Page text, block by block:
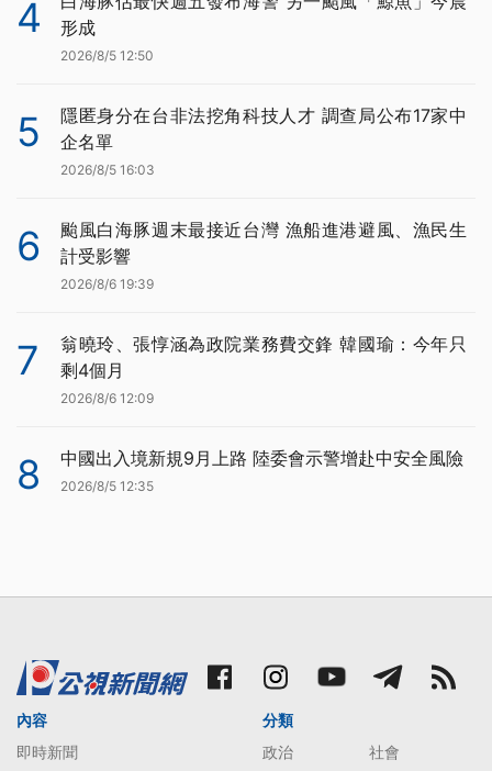
4
形成
2026/8/5 12:50
5
隱匿身分在台非法挖角科技人才 調查局公布17家中
企名單
2026/8/5 16:03
6
颱風白海豚週末最接近台灣 漁船進港避風、漁民生
計受影響
2026/8/6 19:39
7
翁曉玲、張惇涵為政院業務費交鋒 韓國瑜：今年只
剩4個月
2026/8/6 12:09
8 中國出入境新規9月上路 陸委會示警增赴中安全風險
2026/8/5 12:35
內容
即時新聞
分類
政治
社會